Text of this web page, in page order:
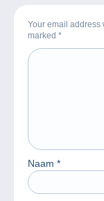
Your email
marked *
Naam *